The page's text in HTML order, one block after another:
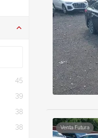
45
39
38
38
Venta Futura